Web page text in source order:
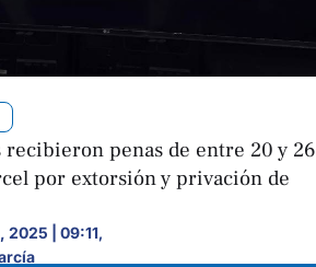
recibieron penas de entre 20 y 26
por extorsión y privación de
2025 | 09:11,